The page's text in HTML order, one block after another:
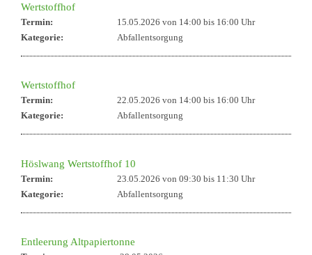
Wertstoffhof
Termin: 15.05.2026 von 14:00 bis 16:00 Uhr
Kategorie:
Abfallentsorgung
Wertstoffhof
Termin: 22.05.2026 von 14:00 bis 16:00 Uhr
Kategorie:
Abfallentsorgung
Höslwang Wertstoffhof 10
Termin: 23.05.2026 von 09:30 bis 11:30 Uhr
Kategorie:
Abfallentsorgung
Entleerung Altpapiertonne